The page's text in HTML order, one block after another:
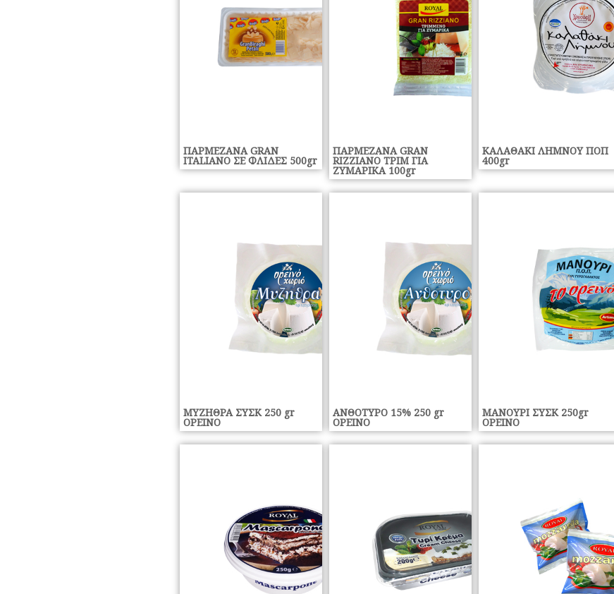
ΠΑΡΜΕΖΑΝΑ GRAN
ITALIANO ΣΕ ΦΛΙΔΕΣ 500gr
ΠΑΡΜΕΖΑΝΑ GRAN
RIZZIANO ΤΡΙΜ ΓΙΑ
ΖΥΜΑΡΙΚΑ 100gr
ΚΑΛΑΘΑΚΙ ΛΗΜΝΟΥ ΠΟΠ
400gr
ΜΥΖΗΘΡΑ ΣΥΣΚ 250 gr
ΟΡΕΙΝΟ
ΑΝΘΟΤΥΡΟ 15% 250 gr
ΟΡΕΙΝΟ
ΜΑΝΟΥΡΙ ΣΥΣΚ 250gr
ΟΡΕΙΝΟ